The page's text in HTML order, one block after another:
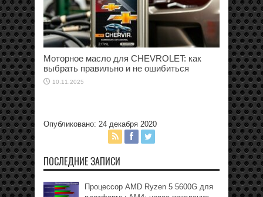
Моторное масло для CHEVROLET: как
выбрать правильно и не ошибиться
10.11.2025
Опубликовано: 24 декабря 2020
ПОСЛЕДНИЕ ЗАПИСИ
Процессор AMD Ryzen 5 5600G для